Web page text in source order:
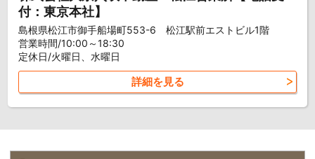
付：東京本社】
島根県松江市御手船場町553-6 松江駅前エストビル1階
営業時間/10:00～18:30
定休日/火曜日、水曜日
詳細を見る